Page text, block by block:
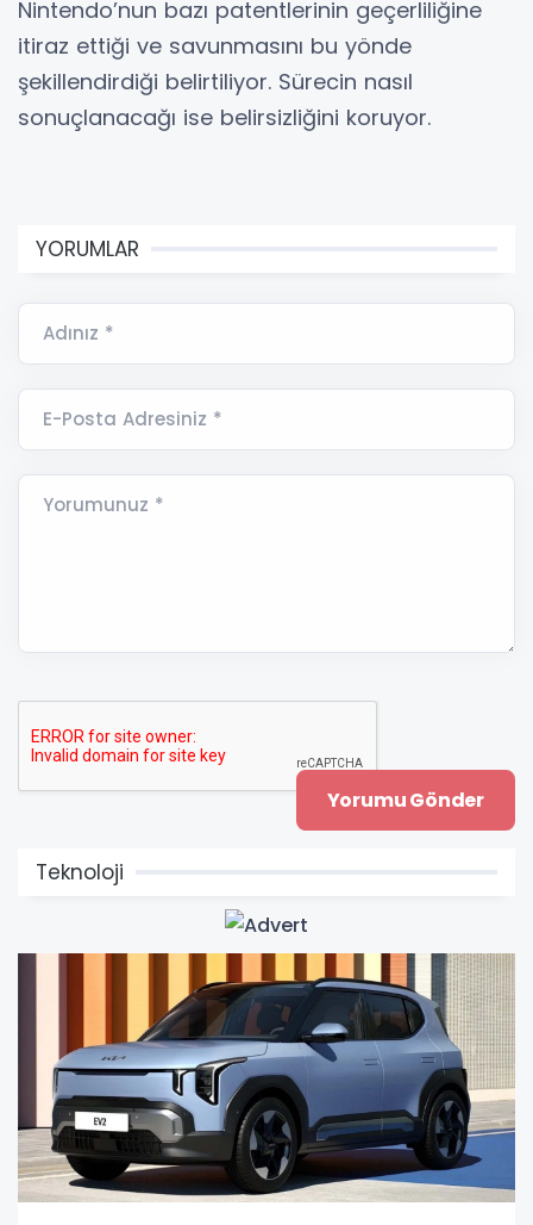
Nintendo’nun bazı patentlerinin geçerliliğine
itiraz ettiği ve savunmasını bu yönde
şekillendirdiği belirtiliyor. Sürecin nasıl
sonuçlanacağı ise belirsizliğini koruyor.
YORUMLAR
Adınız *
E-Posta Adresiniz *
Yorumunuz *
Teknoloji